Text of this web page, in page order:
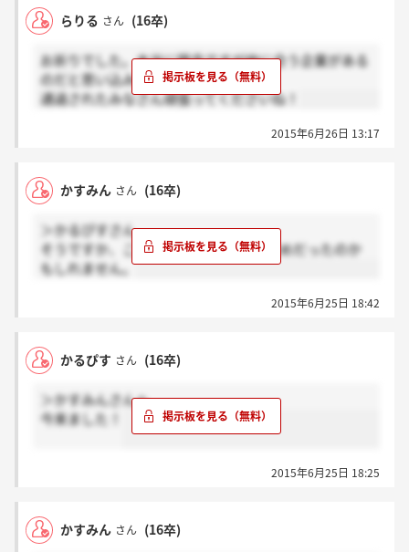
らりる さん (16卒)
お祈りでした。本当に残念ですが他に合う企業がある
のだと思い込みます！
通過されたみなさん頑張ってくださいね！
2015年6月26日 13:17
かすみん さん (16卒)
＞かるぴすさん
そうですか、こないんですよね＞_＜だめだったのか
もしれません。
2015年6月25日 18:42
かるぴす さん (16卒)
＞かすみんさんへ
今来ました！
2015年6月25日 18:25
かすみん さん (16卒)